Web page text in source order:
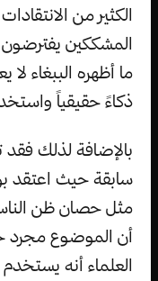
الكثير من
المشككين
ما أظهره الببغاء
ذكاءً حقيقياً
بالإضافة لذلك
سابقة حيث اعتقد
مثل حصان ظن الناس
أن الموضوع مجرد
العلماء أنه يستخدم